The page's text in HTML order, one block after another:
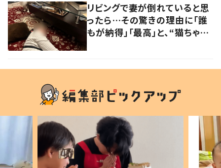
リビングで妻が倒れていると思
ったら…その驚きの理由に「誰
もが納得」「最高」と、“猫ちゃん